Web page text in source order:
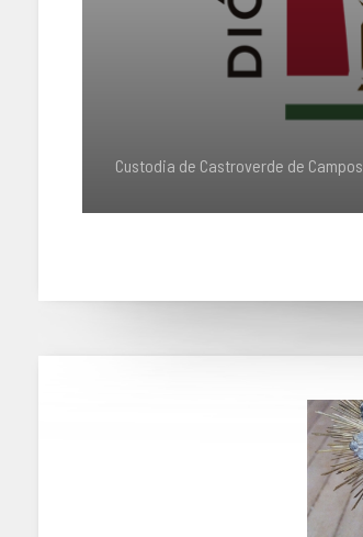
Custodia de Castroverde de Campos